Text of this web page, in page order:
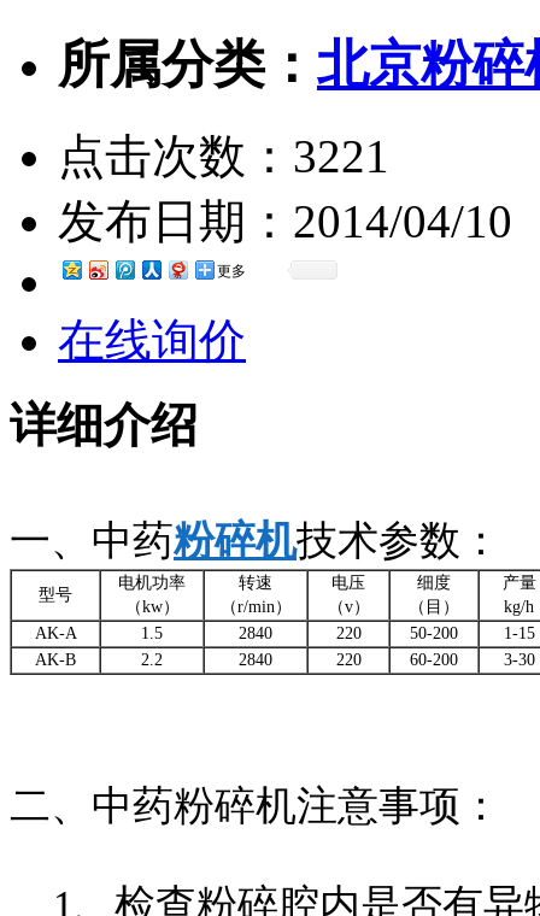
所属分类： 北京粉碎
点击次数： 3221
发布日期： 2014/04/10
更多
在线询价
详细介绍
一、中药粉碎机技术参数：
型号
电机功率
（kw）
转速
（r/min）
电压
（v）
细度
（目）
产量
kg/h
AK-A
1.5 2840 220 50-200
1-15
AK-B
2.2 2840 220 60-200 3-30
二、中药粉碎机注意事项：
1、检查粉碎腔内是否有异